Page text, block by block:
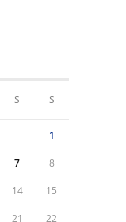
S S
1
7 8
14 15
21 22